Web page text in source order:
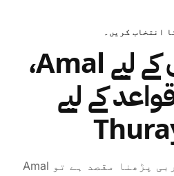
انتخاب کریں۔
عربی آوازوں کے لیے Amal،
کے لیے
اگر بلند آواز سے عربی پڑھنا مقصد ہے تو Amal